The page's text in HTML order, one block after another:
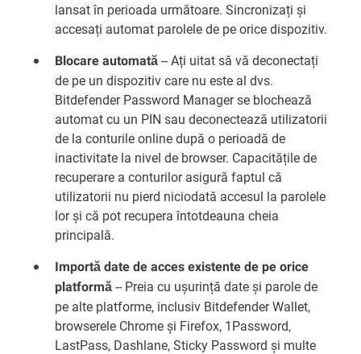
lansat în perioada următoare. Sincronizați și
accesați automat parolele de pe orice dispozitiv.
Blocare automată -- Ați uitat să vă deconectați
de pe un dispozitiv care nu este al dvs.
Bitdefender Password Manager se blochează
automat cu un PIN sau deconectează utilizatorii
de la conturile online după o perioadă de
inactivitate la nivel de browser. Capacitățile de
recuperare a conturilor asigură faptul că
utilizatorii nu pierd niciodată accesul la parolele
lor și că pot recupera întotdeauna cheia
principală.
Importă date de acces existente de pe orice
platformă -- Preia cu ușurință date și parole de
pe alte platforme, inclusiv Bitdefender Wallet,
browserele Chrome și Firefox, 1Password,
LastPass, Dashlane, Sticky Password și multe